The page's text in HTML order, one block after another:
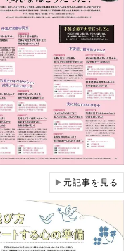
▶元記事を見る